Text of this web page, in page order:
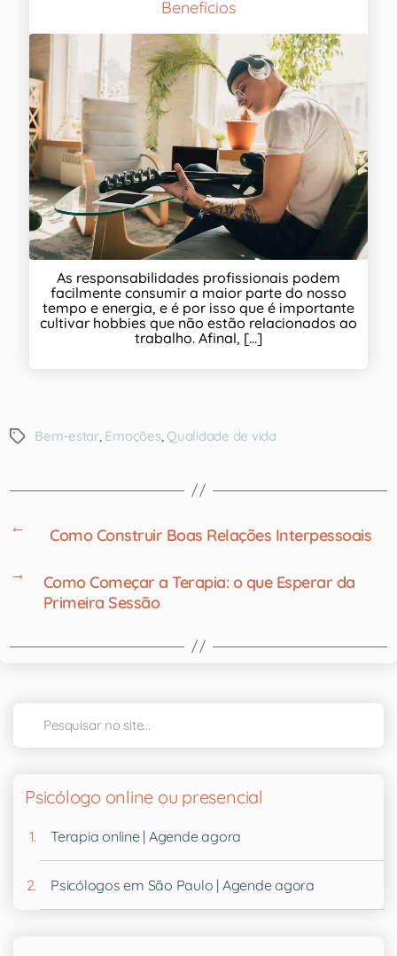
Benefícios
As responsabilidades profissionais podem
facilmente consumir a maior parte do nosso
tempo e energia, e é por isso que é importante
cultivar hobbies que não estão relacionados ao
trabalho. Afinal, [...]
Bem-estar, Emoções, Qualidade de vida
←
Como Construir Boas Relações Interpessoais
→
Como Começar a Terapia: o que Esperar da
Primeira Sessão
Psicólogo online ou presencial
Terapia online | Agende agora
Psicólogos em São Paulo | Agende agora